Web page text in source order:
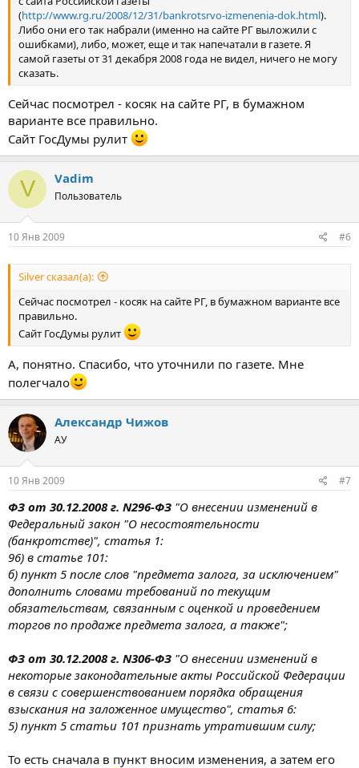
(http://www.rg.ru/2008/12/31/bankrotsrvo-izmenenia-dok.html).
Либо они его так набрали (именно на сайте РГ выложили с
ошибками), либо, может, еще и так напечатали в газете. Я
самой газеты от 31 декабря 2008 года не видел, ничего не могу
сказать.
Сейчас посмотрел - косяк на сайте РГ, в бумажном
варианте все правильно.
Сайт ГосДумы рулит
V Vadim
Пользователь
10 Янв 2009 #6
Silver сказал(а):
Сейчас посмотрел - косяк на сайте РГ, в бумажном варианте все
правильно.
Сайт ГосДумы рулит
А, понятно. Спасибо, что уточнили по газете. Мне
полегчало
Александр Чижов
АУ
10 Янв 2009 #7
ФЗ от 30.12.2008 г. N296-ФЗ "О внесении изменений в
Федеральный закон "О несостоятельности
(банкротстве)", статья 1:
96) в статье 101:
б) пункт 5 после слов "предмета залога, за исключением"
дополнить словами требований по текущим
обязательствам, связанным с оценкой и проведением
торгов по продаже предмета залога, а также";
ФЗ от 30.12.2008 г. N306-ФЗ "О внесении изменений в
некоторые законодательные акты Российской Федерации
в связи с совершенствованием порядка обращения
взыскания на заложенное имущество", статья 6:
5) пункт 5 статьи 101 признать утратившим силу;
То есть сначала в пункт вносим изменения, а затем его